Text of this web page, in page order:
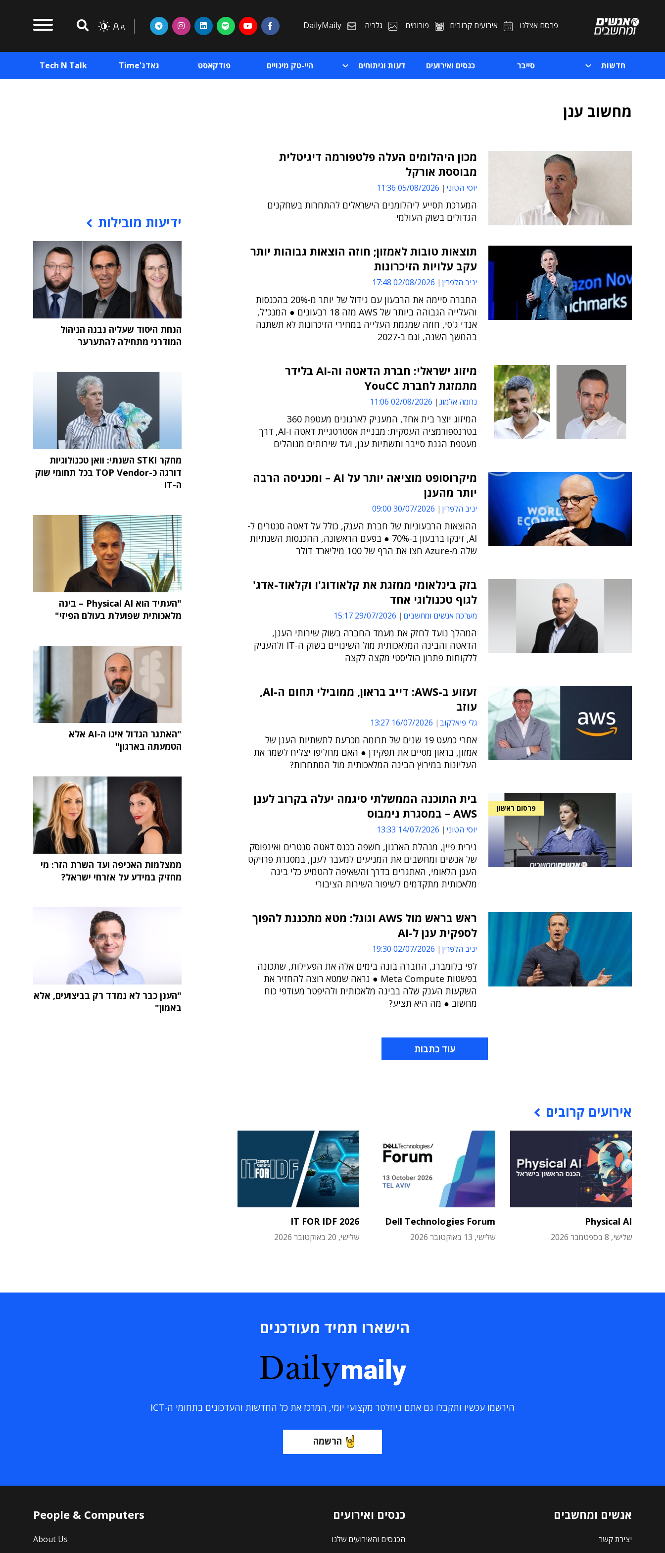
פרסם אצלנו אירועים קרובים פורומים גלריה DailyMaily
חדשות סייבר כנסים ואירועים דעות וניתוחים היי-טק מינויים פודקאסט גאדג'Time Tech N Talk
מחשוב ענן
מכון היהלומים העלה פלטפורמה דיגיטלית
מבוססת אורקל
יוסי הטוני 05/08/2026 11:36
המערכת תסייע ליהלומנים הישראלים להתחרות בשחקנים
הגדולים בשוק העולמי
תוצאות טובות לאמזון; חוזה הוצאות גבוהות יותר
עקב עלויות הזיכרונות
יניב הלפרין 02/08/2026 17:48
החברה סיימה את הרבעון עם גידול של יותר מ-20% בהכנסות
והעלייה הגבוהה ביותר של AWS מזה 18 רבעונים ● המנכ"ל,
אנדי ג'סי, חוזה שמגמת העלייה במחירי הזיכרונות לא תשתנה
בהמשך השנה, וגם ב-2027
מיזוג ישראלי: חברת הדאטה וה-AI בלידר
מתמזגת לחברת YouCC
נחמה אלמוג 02/08/2026 11:06
המיזוג יוצר בית אחד, המעניק לארגונים מעטפת 360
בטרנספורמציה העסקית: מבניית אסטרטגיית דאטה ו-AI, דרך
מעטפת הגנת סייבר ותשתיות ענן, ועד שירותים מנוהלים
מיקרוסופט מוציאה יותר על AI – ומכניסה הרבה
יותר מהענן
יניב הלפרין 30/07/2026 09:00
ההוצאות הרבעוניות של חברת הענק, כולל על דאטה סנטרים ל-
AI, זינקו ברבעון ב-70% ● בפעם הראשונה, ההכנסות השנתיות
שלה מ-Azure חצו את הרף של 100 מיליארד דולר
בזק בינלאומי ממזגת את קלאודוג'ו וקלאוד-אדג'
לגוף טכנולוגי אחד
מערכת אנשים ומחשבים 29/07/2026 15:17
המהלך נועד לחזק את מעמד החברה בשוק שירותי הענן,
הדאטה והבינה המלאכותית מול השינויים בשוק ה-IT ולהעניק
ללקוחות פתרון הוליסטי מקצה לקצה
זעזוע ב-AWS: דייב בראון, ממובילי תחום ה-AI,
עוזב
גלי פיאלקוב 16/07/2026 13:27
אחרי כמעט 19 שנים של תרומה מכרעת לתשתיות הענן של
אמזון, בראון מסיים את תפקידן ● האם מחליפו יצליח לשמר את
העליונות במירוץ הבינה המלאכותית מול המתחרות?
פרסום ראשון
בית התוכנה הממשלתי סיגמה יעלה בקרוב לענן
AWS – במסגרת נימבוס
יוסי הטוני 14/07/2026 13:33
נירית פיין, מנהלת הארגון, חשפה בכנס דאטה סנטרים ואינפוסק
של אנשים ומחשבים את המניעים למעבר לענן, במסגרת פרויקט
הענן הלאומי, האתגרים בדרך והשאיפה להטמיע כלי בינה
מלאכותית מתקדמים לשיפור השירות הציבורי
ראש בראש מול AWS וגוגל: מטא מתכננת להפוך
לספקית ענן ל-AI
יניב הלפרין 02/07/2026 19:30
לפי בלומברג, החברה בונה בימים אלה את הפעילות, שתכונה
בפשטות Meta Compute ● נראה שמטא רוצה להחזיר את
השקעות הענק שלה בבינה מלאכותית ולהיפטר מעודפי כוח
מחשוב ● מה היא תציע?
עוד כתבות
אירועים קרובים
Physical AI
שלישי, 8 בספטמבר 2026
Dell Technologies Forum
שלישי, 13 באוקטובר 2026
IT FOR IDF 2026
שלישי, 20 באוקטובר 2026
ידיעות מובילות
הנחת היסוד שעליה נבנה הניהול
המודרני מתחילה להתערער
מחקר STKI השנתי: וואן טכנולוגיות
דורגה כ-TOP Vendor בכל תחומי שוק
ה-IT
"העתיד הוא Physical AI – בינה
מלאכותית שפועלת בעולם הפיזי"
"האתגר הגדול אינו ה-AI אלא
הטמעתה בארגון"
ממצלמות האכיפה ועד השרת הזר: מי
מחזיק במידע על אזרחי ישראל?
"הענן כבר לא נמדד רק בביצועים, אלא
באמון"
הישארו תמיד מעודכנים
Dailymaily
הירשמו עכשיו ותקבלו גם אתם ניוזלטר מקצועי יומי, המרכז את כל החדשות והעדכונים בתחומי ה-ICT
הרשמה
אנשים ומחשבים
יצירת קשר
כנסים ואירועים
הכנסים והאירועים שלנו
People & Computers
About Us